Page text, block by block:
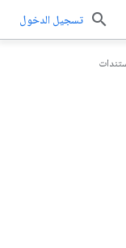
تسجيل الدخول